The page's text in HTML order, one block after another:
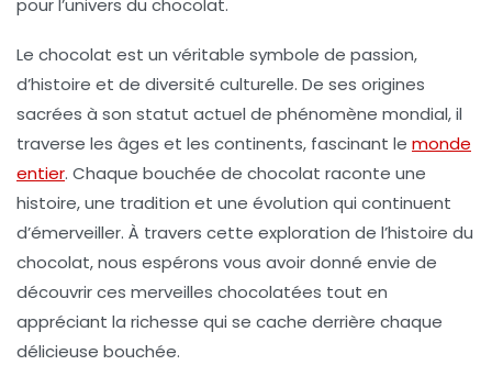
pour l’univers du chocolat.
Le chocolat est un véritable symbole de passion,
d’histoire et de diversité culturelle. De ses origines
sacrées à son statut actuel de phénomène mondial, il
traverse les âges et les continents, fascinant le monde
entier. Chaque bouchée de chocolat raconte une
histoire, une tradition et une évolution qui continuent
d’émerveiller. À travers cette exploration de l’histoire du
chocolat, nous espérons vous avoir donné envie de
découvrir ces merveilles chocolatées tout en
appréciant la richesse qui se cache derrière chaque
délicieuse bouchée.